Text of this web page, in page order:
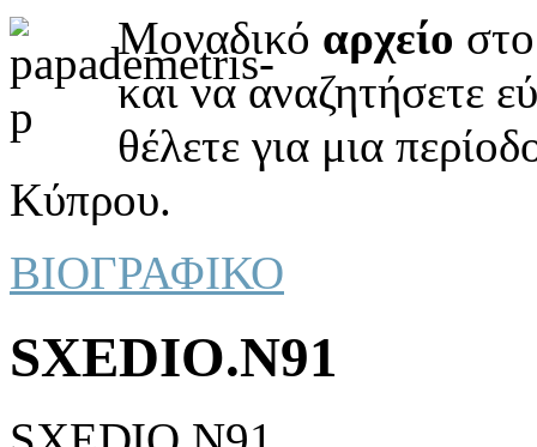
Μοναδικό αρχείο
και να αναζητήσετε
θέλετε για μια
Κύπρου.
ΒΙΟΓΡΑΦΙΚΟ
SXEDIO.N91